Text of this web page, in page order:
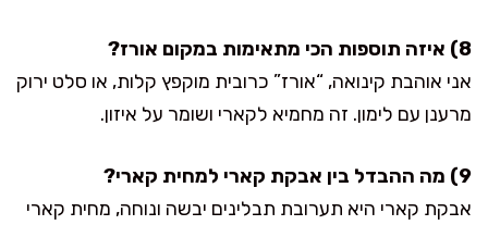
8) איזה תוספות הכי מתאימות במקום אורז?
אני אוהבת קינואה, “אורז” כרובית מוקפץ קלות, או סלט ירוק
מרענן עם לימון. זה מחמיא לקארי ושומר על איזון.
9) מה ההבדל בין אבקת קארי למחית קארי?
אבקת קארי היא תערובת תבלינים יבשה ונוחה, מחית קארי